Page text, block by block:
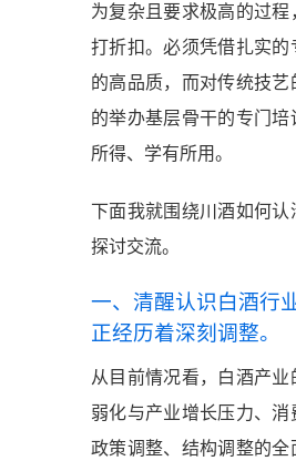
为复杂且要求极高的过
打折扣。必须凭借扎实
的高品质，而对传统技
的举办基层骨干的专门
所得、学有所用。
下面我就围绕川酒如何
探讨交流。
一、清醒认识白酒行
正经历着深刻调整。
从目前情况看，白酒产
弱化与产业增长压力、
政策调整、结构调整的